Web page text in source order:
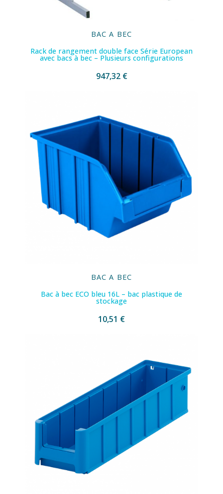
BAC A BEC
Rack de rangement double face Série European
avec bacs à bec – Plusieurs configurations
947,32 €
BAC A BEC
Bac à bec ECO bleu 16L – bac plastique de
stockage
10,51 €